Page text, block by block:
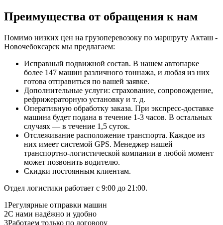
Преимущества от обращения к нам
Помимо низких цен на грузоперевозоку по маршруту Акташ -
Новочебоксарск мы предлагаем:
Исправный подвижной состав. В нашем автопарке
более 147 машин различного тоннажа, и любая из них
готова отправиться по вашей заявке.
Дополнительные услуги: страхование, сопровождение,
рефрижераторную установку и т. д.
Оперативную обработку заказа. При экспресс-доставке
машина будет подана в течение 1-3 часов. В остальных
случаях — в течение 1,5 суток.
Отслеживание расположение транспорта. Каждое из
них имеет системой GPS. Менеджер нашей
транспортно-логистической компании в любой момент
может позвонить водителю.
Скидки постоянным клиентам.
Отдел логистики работает с 9:00 до 21:00.
1Регулярные отправки машин
2С нами надёжно и удобно
3Работаем только по договору